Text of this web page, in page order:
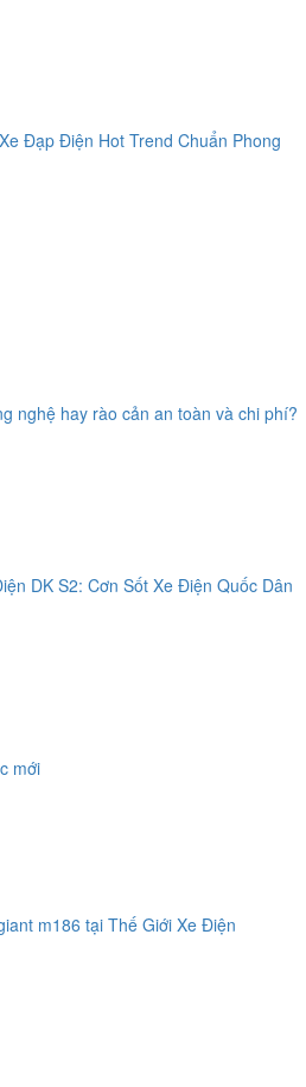
Đạp Điện Hot Trend Chuẩn Phong
nghệ hay rào cản an toàn và chi phí?
DK S2: Cơn Sốt Xe Điện Quốc Dân
mới
m186 tại Thế Giới Xe Điện